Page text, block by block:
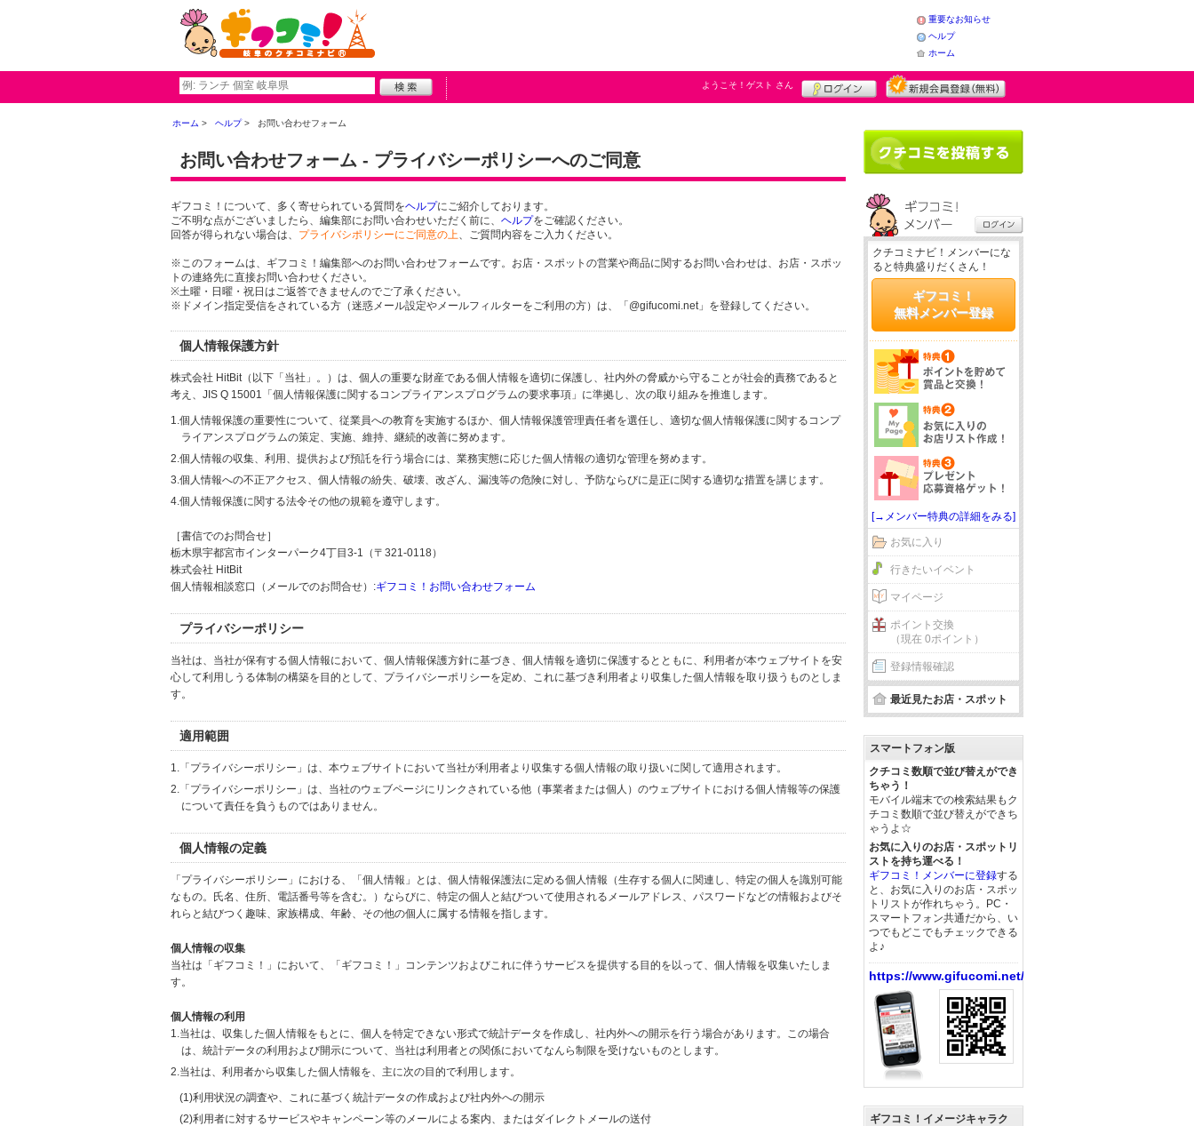
重要なお知らせ
ヘルプ
ホーム
ようこそ！ ゲスト さん
ホーム ヘルプ お問い合わせフォーム
お問い合わせフォーム - プライバシーポリシーへのご同意
ギフコミ！について、多く寄せられている質問をヘルプにご紹介しております。
ご不明な点がございましたら、編集部にお問い合わせいただく前に、 ヘルプをご確認ください。
回答が得られない場合は、 プライバシポリシーにご同意の上、ご質問内容をご入力ください。
※このフォームは、ギフコミ！編集部へのお問い合わせフォームです。お店・スポットの営業や商品に関するお問い合わせは、お店・スポッ
トの連絡先に直接お問い合わせください。
※土曜・日曜・祝日はご返答できませんのでご了承ください。
※ドメイン指定受信をされている方（迷惑メール設定やメールフィルターをご利用の方）は、「@gifucomi.net」を登録してください。
個人情報保護方針
株式会社 HitBit（以下「当社」。）は、個人の重要な財産である個人情報を適切に保護し、社内外の脅威から守ることが社会的責務であると
考え、JIS Q 15001「個人情報保護に関するコンプライアンスプログラムの要求事項」に準拠し、次の取り組みを推進します。
1.個人情報保護の重要性について、従業員への教育を実施するほか、個人情報保護管理責任者を選任し、適切な個人情報保護に関するコンプ
ライアンスプログラムの策定、実施、維持、継続的改善に努めます。
2.個人情報の収集、利用、提供および預託を行う場合には、業務実態に応じた個人情報の適切な管理を努めます。
3.個人情報への不正アクセス、個人情報の紛失、破壊、改ざん、漏洩等の危険に対し、予防ならびに是正に関する適切な措置を講じます。
4.個人情報保護に関する法令その他の規範を遵守します。
［書信でのお問合せ］
栃木県宇都宮市インターパーク4丁目3-1（〒321-0118）
株式会社 HitBit
個人情報相談窓口（メールでのお問合せ）:ギフコミ！お問い合わせフォーム
プライバシーポリシー
当社は、当社が保有する個人情報において、個人情報保護方針に基づき、個人情報を適切に保護するとともに、利用者が本ウェブサイトを安
心して利用しうる体制の構築を目的として、プライバシーポリシーを定め、これに基づき利用者より収集した個人情報を取り扱うものとしま
す。
適用範囲
1.「プライバシーポリシー」は、本ウェブサイトにおいて当社が利用者より収集する個人情報の取り扱いに関して適用されます。
2.「プライバシーポリシー」は、当社のウェブページにリンクされている他（事業者または個人）のウェブサイトにおける個人情報等の保護
について責任を負うものではありません。
個人情報の定義
「プライバシーポリシー」における、「個人情報」とは、個人情報保護法に定める個人情報（生存する個人に関連し、特定の個人を識別可能
なもの。氏名、住所、電話番号等を含む。）ならびに、特定の個人と結びついて使用されるメールアドレス、パスワードなどの情報およびそ
れらと結びつく趣味、家族構成、年齢、その他の個人に属する情報を指します。
個人情報の収集
当社は「ギフコミ！」において、「ギフコミ！」コンテンツおよびこれに伴うサービスを提供する目的を以って、個人情報を収集いたしま
す。
個人情報の利用
1.当社は、収集した個人情報をもとに、個人を特定できない形式で統計データを作成し、社内外への開示を行う場合があります。この場合
は、統計データの利用および開示について、当社は利用者との関係においてなんら制限を受けないものとします。
2.当社は、利用者から収集した個人情報を、主に次の目的で利用します。
(1)利用状況の調査や、これに基づく統計データの作成および社内外への開示
(2)利用者に対するサービスやキャンペーン等のメールによる案内、またはダイレクトメールの送付
クチコミナビ！メンバーにな
ると特典盛りだくさん！
ギフコミ！
無料メンバー登録
[→メンバー特典の詳細をみる]
お気に入り
行きたいイベント
マイページ
ポイント交換
（現在 0ポイント）
登録情報確認
最近見たお店・スポット
スマートフォン版
クチコミ数順で並び替えができ
ちゃう！
モバイル端末での検索結果もク
チコミ数順で並び替えができち
ゃうよ☆
お気に入りのお店・スポットリ
ストを持ち運べる！
ギフコミ！メンバーに登録する
と、お気に入りのお店・スポッ
トリストが作れちゃう。PC・
スマートフォン共通だから、い
つでもどこでもチェックできる
よ♪
https://www.gifucomi.net/
ギフコミ！イメージキャラク